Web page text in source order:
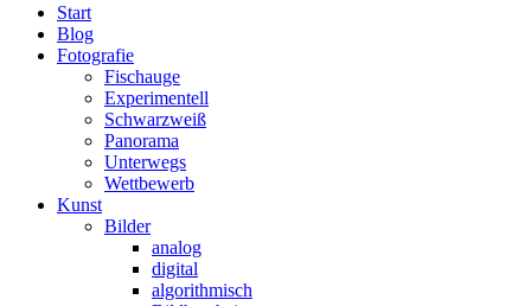
Start
Blog
Fotografie
Fischauge
Experimentell
Schwarzweiß
Panorama
Unterwegs
Wettbewerb
Kunst
Bilder
analog
digital
algorithmisch